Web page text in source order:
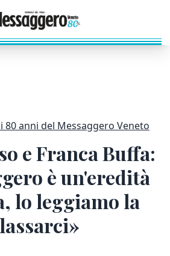
80 anni del Messaggero Veneto
e Franca Buffa:
è un'eredità
lo leggiamo la